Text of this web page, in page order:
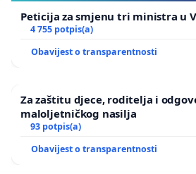
Peticija za smjenu tri ministra u
4 755 potpis(a)
Obavijest o transparentnosti
Za zaštitu djece, roditelja i
maloljetničkog nasilja
93 potpis(a)
Obavijest o transparentnosti